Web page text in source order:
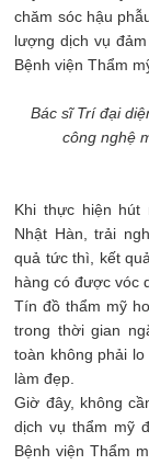
chăm sóc hậu
lượng dịch vụ
Bệnh viện Thẩm
Bác sĩ Trí đại
công nghệ
Khi thực hiện hút
Nhật Hàn, trải
quả tức thì, kết
hàng có được vóc
Tín đồ thẩm mỹ
trong thời gian
toàn không phải
làm đẹp.
Giờ đây, không
dịch vụ thẩm mỹ
Bệnh viện Thẩm